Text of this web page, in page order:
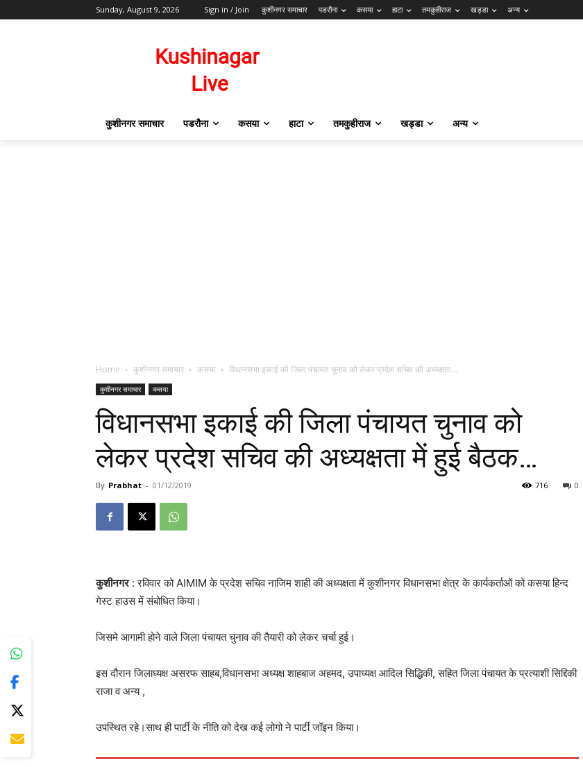
Sunday, August 9, 2026 Sign in / Join कुशीनगर समाचार पडरौना कसया हाटा तमकुहीराज खड्डा अन्य
कुशीनगर समाचार पडरौना कसया हाटा तमकुहीराज खड्डा अन्य
Home कुशीनगर समाचार कसया विधानसभा इकाई की जिला पंचायत चुनाव को लेकर प्रदेश सचिव की अध्यक्षता...
कुशीनगर समाचार कसया
विधानसभा इकाई की जिला पंचायत चुनाव को
लेकर प्रदेश सचिव की अध्यक्षता में हुई बैठक…
By Prabhat - 01/12/2019 0
716
कुशीनगर: रविवार को AIMIM के प्रदेश सचिव नाजिम शाही की अध्यक्षता में कुशीनगर विधानसभा क्षेत्र के कार्यकर्ताओं को कसया हिन्द
गेस्ट हाउस में संबोधित किया।
जिसमे आगामी होने वाले जिला पंचायत चुनाव की तैयारी को लेकर चर्चा हुई।
इस दौरान जिलाध्यक्ष असरफ साहब,विधानसभा अध्यक्ष शाहबाज अहमद, उपाध्यक्ष आदिल सिद्धिकी, सहित जिला पंचायत के प्रत्याशी सिद्दिकी
राजा व अन्य ,
उपस्थित रहे।साथ ही पार्टी के नीति को देख कई लोगो ने पार्टी जॉइन किया।